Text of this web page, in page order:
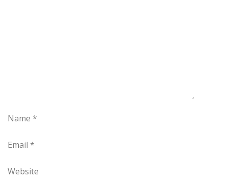
Name *
Email *
Website